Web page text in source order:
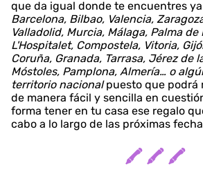
que da igual donde te encuentres ya
Barcelona, Bilbao, Valencia,
Valladolid, Murcia, Málaga, Palma
L'Hospitalet, Compostela, Vitoria,
Coruña, Granada, Tarrasa, Jérez de
Móstoles, Pamplona, Almería… o
territorio nacionalpuesto que podrá
de manera fácil y sencilla en
forma tener en tu casa ese regalo
cabo a lo largo de las próximas
🖍️ 🖍️ 🖍️